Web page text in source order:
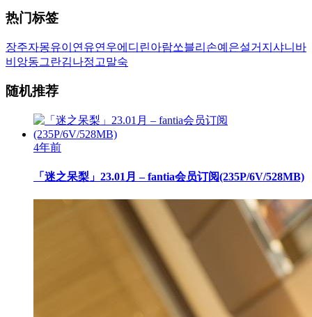
热门标签
장주자몽유이 연유연우에디린아람쏘블리 손예은설거지 샤니 바
비앙동그란김나정 고말숙
随机推荐
4年前
「迷之呆梨」23.01月 – fantia会员订阅(235P/6V/528MB)